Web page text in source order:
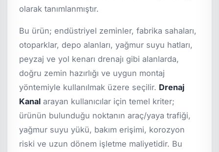
olarak tanımlanmıştır.
Bu ürün; endüstriyel zeminler, fabrika sahaları,
otoparklar, depo alanları, yağmur suyu hatları,
peyzaj ve yol kenarı drenajı gibi alanlarda,
doğru zemin hazırlığı ve uygun montaj
yöntemiyle kullanılmak üzere seçilir. Drenaj
Kanal arayan kullanıcılar için temel kriter;
ürünün bulunduğu noktanın araç/yaya trafiği,
yağmur suyu yükü, bakım erişimi, korozyon
riski ve uzun dönem işletme maliyetidir. Bu